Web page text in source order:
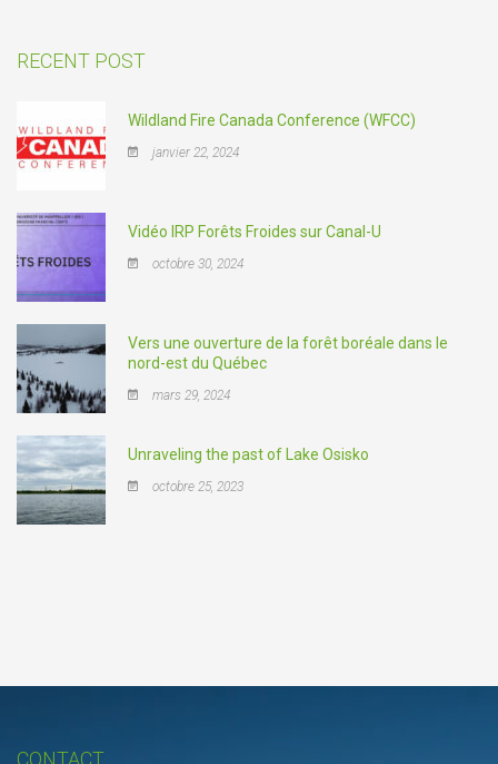
RECENT POST
Wildland Fire Canada Conference (WFCC)
janvier 22, 2024
Vidéo IRP Forêts Froides sur Canal-U
octobre 30, 2024
Vers une ouverture de la forêt boréale dans le
nord-est du Québec
mars 29, 2024
Unraveling the past of Lake Osisko
octobre 25, 2023
CONTACT